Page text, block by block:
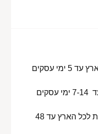
משלוח חינם בדואר רשום לכל הארץ עד 5 ימי עסקים
משלוח בדואר רשום לכל הארץ עד 7-14 ימי עסקים
משלוח אקספרס – שליח עד הבית לכל הארץ עד 48